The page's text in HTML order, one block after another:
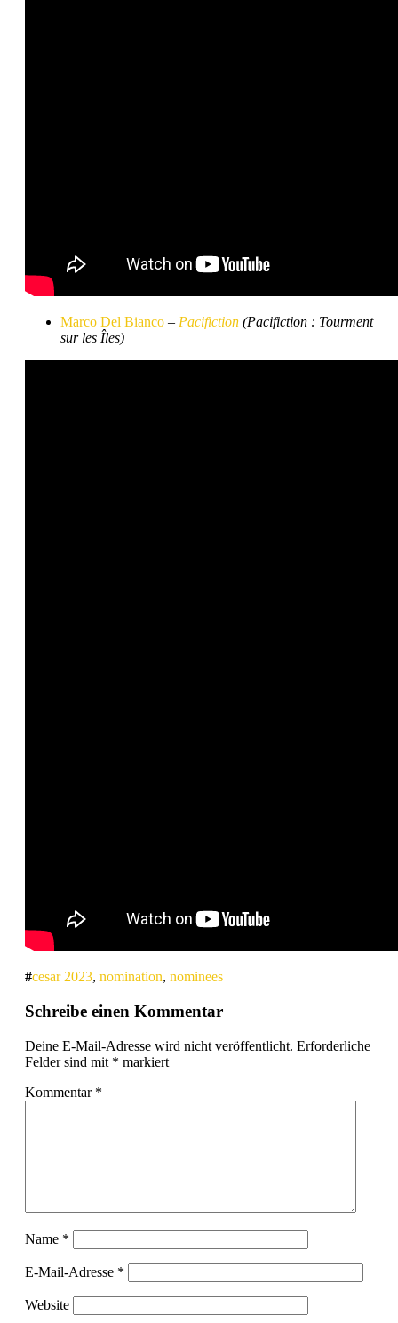
Marco Del Bianco – Pacifiction (Pacifiction : Tourment
sur les Îles)
cesar 2023, nomination, nominees
Schreibe einen Kommentar
Deine E-Mail-Adresse wird nicht veröffentlicht. Erforderliche
Felder sind mit * markiert
Kommentar *
Name *
E-Mail-Adresse *
Website